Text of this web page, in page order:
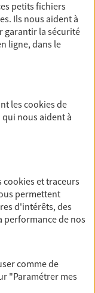
Découvrez
avec notre
proches en cas
pour les
de travail,
petits fichiers
. Ils nous aident à
garantir la sécurité
ligne, dans le
lescookiesde
qui nous aident à
cookies et traceurs
permettent
d'intérêts, des
performance de nos
comme de
"Paramétrer mes